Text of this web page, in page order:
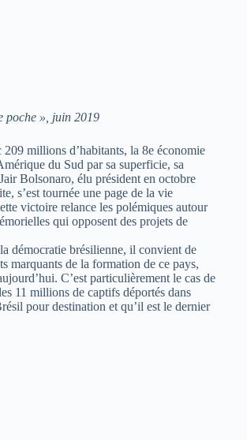
poche », juin 2019
millions d’habitants, la 8e économie
du Sud par sa superficie, sa
Bolsonaro, élu président en octobre
s’est tournée une page de la vie
victoire relance les polémiques autour
qui opposent des projets de
démocratie brésilienne, il convient de
marquants de la formation de ce pays,
C’est particulièrement le cas de
11 millions de captifs déportés dans
pour destination et qu’il est le dernier